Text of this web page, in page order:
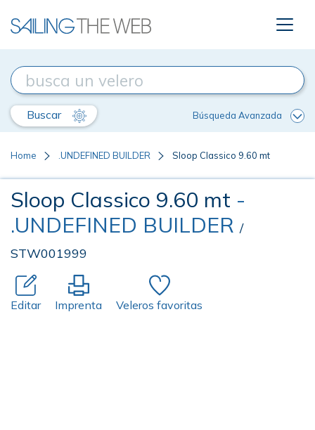
Buscar Búsqueda Avanzada
Home .UNDEFINED BUILDER Sloop Classico 9.60 mt
Sloop Classico 9.60 mt -
.UNDEFINED BUILDER /
STW001999
Editar Imprenta Veleros favoritas